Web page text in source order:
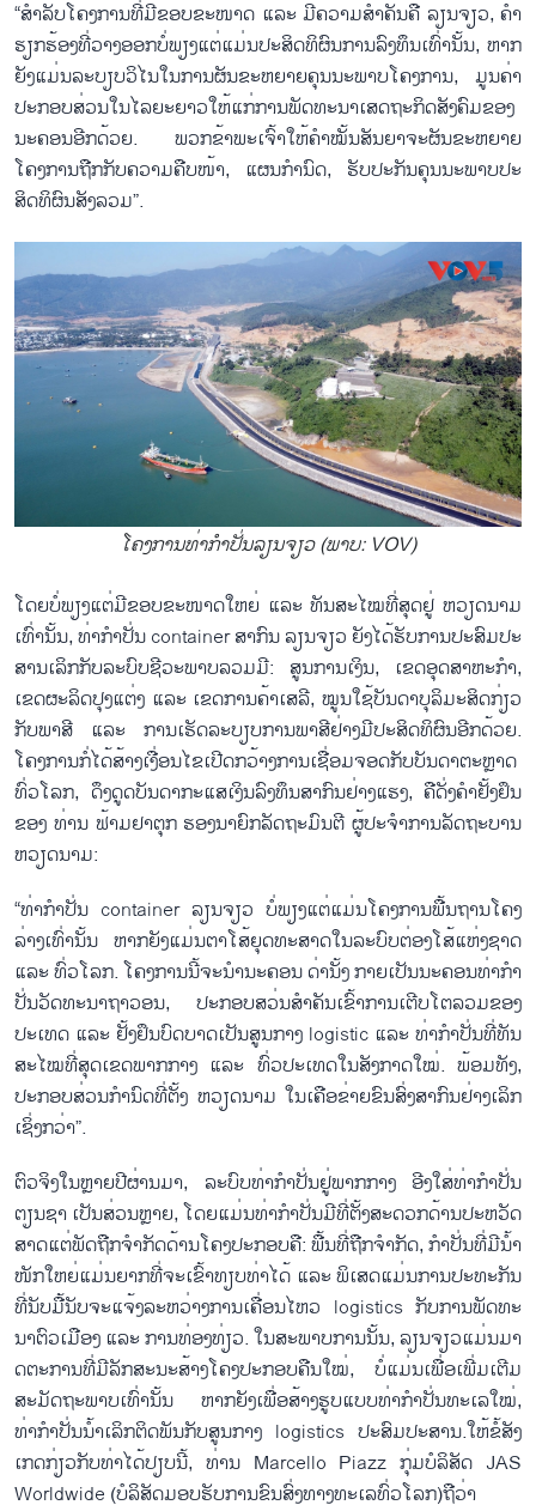
“ສຳ​ລັບ​ໂຄງ​ການ​ທີ່​ມີ​ຂອບ​ຂະ​ໜາດ ແລະ ມີຄວາມສຳ​ຄັນ​ຄື​ ລຽນ​ຈຽວ, ຄຳ​
ຮຽກ​ຮ້ອງ​ທີ່​ວາງ​ອອກ​ບໍ່​ພຽງ​ແຕ່​ແມ່ນ​ປະ​ສິດ​ທິ​ຜົນ​ການ​ລົງ​ທຶນເທົ່າ​ນັ້ນ, ຫາກ​
ຍັງ​ແມ່ນ​ລະ​ບຽບ​ວິ​ໄນ​ໃນ​ການ​ຜັນ​ຂະ​ຫຍາຍ​ຄຸນ​ນະ​ພາບ​ໂຄງ​ການ, ມູນຄ່າ
ປະ​ກອບ​ສ່ວນ​ໃນ​ໄລ​ຍະຍາວ​​ໃຫ້​ແກ່​ການ​ພັດ​ທະ​ນາ​ເສດ​ຖະ​ກິດ​ສັງ​ຄົມ​ຂອງ​
ນະ​ຄອນ​ອີກ​ດ້ວຍ. ພວກ​ຂ້າ​ພະ​ເຈົ້າ​ໃຫ້​ຄຳ​ໝັ້ນ​ສັນ​ຍາ​ຈະ​ຜັນ​ຂະ​ຫຍາຍ
ໂຄງ​ການ​ຖືກ​ກັບ​ຄວາມ​ຄືບ​ໜ້າ, ແຜນ​ກຳ​ນົດ, ຮັບ​ປະ​ກັນ​ຄຸນ​ນະ​ພາບ​ປະ​
ສິດ​ທິ​ຜົນ​ສັງ​ລວມ”.
ໂຄງ​ການ​ທ່າ​ກຳ​ປັ່ນ​ລຽນ​ຈຽວ​ (ພາບ: VOV)
ໂດຍບໍ່ພຽງ​ແຕ່​ມີ​ຂອບ​ຂະ​ໜາດ​ໃຫຍ່ ແລະ ທັນ​ສະ​ໄໝ​ທີ່​ສຸດຢູ່ ຫວຽດ​ນາມ​
ເທົ່າ​ນັ້ນ, ທ່າ​ກຳ​ປັ່ນ container ສາ​ກົນ ລຽ​ນ​ຈຽວ ຍັງ​ໄດ້​ຮັບ​ການ​ປະ​ສົມ​ປະ​
ສານ​​ເລິກກັບລະ​ບົບ​ຊີ​ວະ​ພາບ​ລວມ​ມີ: ສູນ​ການ​ເງິນ, ເຂດ​ອຸດ​ສາ​ຫະ​ກຳ,
ເຂດ​​ຜະ​ລິດປຸງ​ແຕ່ງ ແລະ ເຂດ​ການ​ຄ້າ​ເສ​ລີ, ໝູນໃຊ້​ບັນ​ດາ​ບຸ​ລິ​ມະ​ສິດ​ກ່ຽວ​
ກັບ​ພາ​ສີ ແລະ ການເຮັດ​ລະ​ບຽບ​ການ​ພາ​ສີ​​ຢ່າງມີປະສິດທິຜົນອີກ​ດ້ວຍ.
ໂຄງ​ການ​ກໍ່​ໄດ້ສ້າງ​ເງື່ອນ​ໄຂ​ເປີດກວ້າງ​ການ​ເຊື່ອມ​ຈອດ​ກັບ​ບັນ​ດາ​ຕະຫຼາດ​
ທົ່ວ​ໂລກ, ດຶງ​ດູດ​ບັນ​ດາ​ກະ​ແສ​ເງິນ​ລົງ​ທຶນ​ສາ​ກົນຢ່າງ​ແຮງ, ຄື​ດັ່ງ​ຄຳ​ຢັ້ງ​ຢຶນ​
ຂອງ​ ທ່ານ ຟ້າມ​ຢາ​ຕຸກ ​ຮອງ​ນາ​ຍົກ​ລັດ​ຖະ​ມົນ​ຕີ ຜູ້​ປະ​ຈຳ​ການ​ລັດ​ຖະ​ບານ
ຫວຽດນາມ:
“ທ່າ​ກຳ​ປັ່ນ container ລຽນ​ຈຽວ ບໍ່​ພຽງ​ແຕ່​ແມ່ນ​ໂຄງ​ການ​ພື້ນ​ຖານ​ໂຄງ​
ລ່າງ​ເທົ່າ​ນັ້ນ ຫາກ​ຍັງ​ແມ່ນ​ຕາໂສ້​ຍຸດ​ທະ​ສາດ​ໃນ​ລະ​ບົບຕ່ອງ​ໂສ້​ແຫ່ງ​ຊາດ
ແລະ ທົ່ວ​ໂລກ. ໂຄງ​ການ​ນີ້​ຈະ​ນຳ​ນະ​ຄອນ ​ດ່າ​ນັ້ງ ກາຍ​ເປັນ​ນະ​ຄອນ​ທ່າ​ກຳ​
ປັ່ນ​ວັດ​ທະ​ນາ​ຖາ​ວອນ, ປະ​ກອບ​ສວ່ນ​ສຳ​ຄັນ​ເຂົ້າ​ການ​ເຕີບ​ໂຕ​ລວມ​ຂອງ​
ປະ​ເທດ​ ແລະ ຢັ້ງ​ຢຶນ​ບົດ​ບາດ​ເປັນ​ສູນກາງ logistic ແລະ ທ່າ​ກຳ​ປັ່ນ​ທີ່ທັນ​
ສະ​ໄໝ​ທີ່​ສຸດ​ເຂດ​ພາກ​ກາງ ແລະ ທົ່ວ​ປະ​ເທດ​ໃນ​ສັງ​ກາດ​ໃໝ່. ພ້ອມ​ທັງ,
ປະ​ກອບ​ສ່ວນ​ກຳ​ນົດທີ່ຕັ້ງ ຫວຽດ​ນາມ​ ​ໃນ​ເຄືອ​ຂ່າຍ​ຂົນ​ສົ່ງ​ສາ​ກົນຢ່າງ​ເລິກ​
ເຊິ່ງກວ່າ”.
​ຕົວຈິງໃນຫຼາຍ​ປີ​ຜ່ານ​ມາ, ລະ​ບົບ​ທ່າ​ກຳ​ປັ່ນ​ຢູ່​ພາກ​ກາງ ອີງ​ໃສ່​ທ່າ​ກຳ​ປັ່ນ​
ຕຽນ​ຊາ ເປັນສ່ວນຫຼາຍ, ໂດຍ​ແມ່ນ​ທ່າ​ກຳ​ປັ່ນ​ມີ​ທີ່​ຕັ້ງສະ​ດວ​ກ​​ດ້ານ​ປະ​ຫວັດ​
ສາດ​ແຕ່​ພັດ​ຖືກ​ຈຳ​ກັດ​ດ້ານ​ໂຄງ​ປະ​ກອບ​ຄື: ​ພື້ນ​ທີ່​ຖືກຈຳ​ກັດ, ກຳ​ປັ່ນ​​ທີ່​ມີນ້ຳ​
ໜັກ​ໃຫຍ່ແມ່ນຍາກ​ທີ່ຈະ​ເຂົ້າ​ທຽບ​ທ່າ​ໄດ້ ແລະ ພິ​ເສດ​ແມ່ນ​ການ​ປະ​ທະ​ກັນ​
ທີ່​ນັບ​ມື້​ນັບ​ຈະ​ແຈ້ງ​ລະ​ຫວ່າງ​ການ​ເຄື່ອນ​ໄຫວ logistics ກັບ​ການ​ພັດ​ທະ​
ນາ​ຕົວ​ເມືອງ ແລະ ການ​ທ່ອງ​ທ່ຽວ. ໃນ​ສະ​ພາບ​ການ​ນັ້ນ​, ລຽນ​ຈຽວ​ແມ່ນມາ​
ດ​ຕະ​ການ​ທີ່​ມີ​ລັກ​ສະ​ນະ​ສ້າງ​ໂຄງ​ປະ​ກອ​ບ​ຄືນ​ໃໝ່, ບໍ່​ແມ່ນ​ເພື່ອເພີ່ມ​ເຕີມ​
ສະ​ມັດ​​ຖະ​ພາບ​ເທົ່າ​ນັ້ນ ຫາກ​ຍັງ​​ເພື່ອ​ສ້າງ​ຮູບ​ແບບ​ທ່າ​ກຳ​ປັ່ນ​ທະ​ເລ​ໃໝ່,
ທ່າ​ກຳ​ປັ່ນ​ນ້ຳ​ເລິກ​ຕິດ​ພັນ​ກັບ​ສູນກາງ logistics ປະ​ສົມປະສານ.ໃຫ້​ຂໍ້​ສັງ​
ເກດ​ກ່ຽວ​ກັບ​ທ່າ​ໄດ້​ປ​ຽບ​ນີ້, ທ່ານ Marcello Piazz ກຸ່ມ​ບໍ​ລິ​ສັດ JAS
Worldwide (ບໍ​ລິ​ສັດ​ມອບ​ຮັບ​ການ​ຂົນ​ສົ່ງ​ທາງ​ທະ​ເລ​ທົ່ວ​ໂລກ)ຖື​ວ່າ